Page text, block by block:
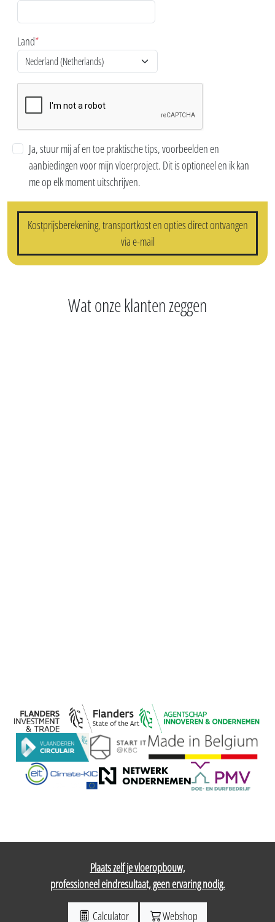
Land*
Ja, stuur mij af en toe praktische tips, voorbeelden en
aanbiedingen voor mijn vloerproject. Dit is optioneel en ik kan
me op elk moment uitschrijven.
Kostprijsberekening, transportkost en opties direct ontvangen
via e-mail
Wat onze klanten zeggen
Plaats zelf je vloeropbouw,
professioneel eindresultaat, geen ervaring nodig.
Calculator Webshop